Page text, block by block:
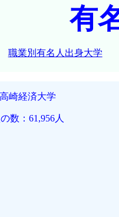
有
職業別有名人出身大学
高崎経済大学
数：61,956人